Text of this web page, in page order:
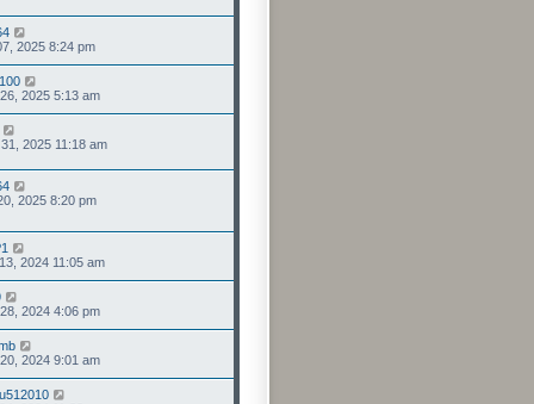
2025 8:24 pm
2025 5:13 am
2025 11:18 am
2025 8:20 pm
2024 11:05 am
2024 4:06 pm
2024 9:01 am